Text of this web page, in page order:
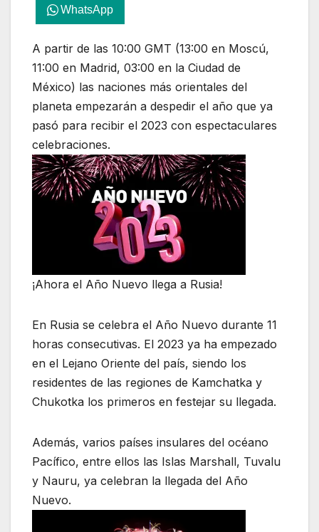
WhatsApp
A partir de las 10:00 GMT (13:00 en Moscú,
11:00 en Madrid, 03:00 en la Ciudad de
México) las naciones más orientales del
planeta empezarán a despedir el año que ya
pasó para recibir el 2023 con espectaculares
celebraciones.
¡Ahora el Año Nuevo llega a Rusia!
En Rusia se celebra el Año Nuevo durante 11
horas consecutivas. El 2023 ya ha empezado
en el Lejano Oriente del país, siendo los
residentes de las regiones de Kamchatka y
Chukotka los primeros en festejar su llegada.
Además, varios países insulares del océano
Pacífico, entre ellos las Islas Marshall, Tuvalu
y Nauru, ya celebran la llegada del Año
Nuevo.